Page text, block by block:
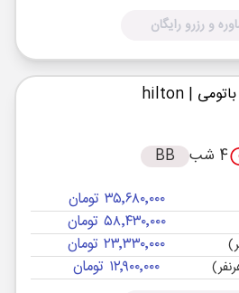
و رزرو رایگان
| hilton
4 شب BB
۳۵٬۶۸۰٬۰۰۰ تومان
۵۸٬۴۳۰٬۰۰۰ تومان
۲۳٬۳۳۰٬۰۰۰ تومان
۱۲٬۹۰۰٬۰۰۰ تومان